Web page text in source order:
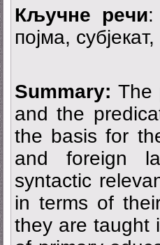
Кључнe рeчи:
пojмa,
Summary: The
and the
the basis for
and foreign
syntactic
in terms of
they are taught